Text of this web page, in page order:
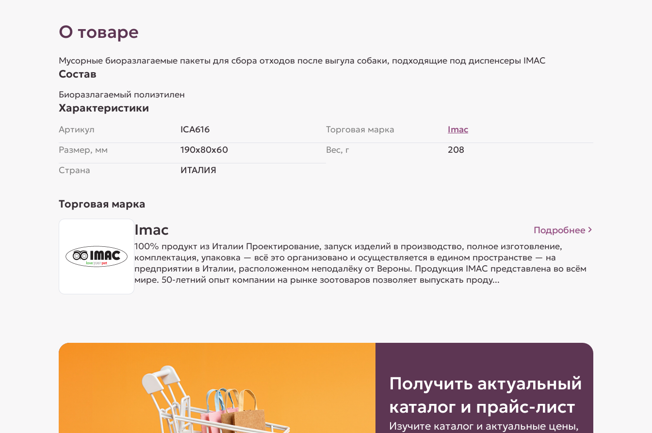
О товаре
Мусорные биоразлагаемые пакеты для сбора отходов после выгула собаки, подходящие под диспенсеры IMAC
Состав
Биоразлагаемый полиэтилен
Характеристики
Артикул
ICA616
Размер, мм
190x80x60
Страна
ИТАЛИЯ
Торговая марка
Imac
Вес, г
208
Торговая марка
Imac Подробнее
100% продукт из Италии Проектирование, запуск изделий в производство, полное изготовление,
комплектация, упаковка — всё это организовано и осуществляется в едином пространстве — на
предприятии в Италии, расположенном неподалёку от Вероны. Продукция IMAC представлена во всём
мире. 50-летний опыт компании на рынке зоотоваров позволяет выпускать проду...
Получить актуальный
каталог и прайс-лист
Изучите каталог и актуальные цены,